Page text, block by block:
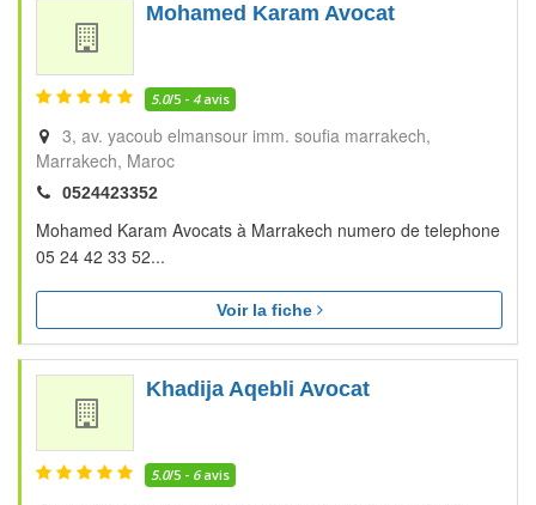
Mohamed Karam Avocat
5.0/5 - 4avis
3, av. yacoub elmansour imm. soufia marrakech
Marrakech Maroc
0524423352
Mohamed Karam Avocats à Marrakech numero de telephone
05 24 42 33 52...
Voir la fiche
Khadija Aqebli Avocat
5.0/5 - 6avis